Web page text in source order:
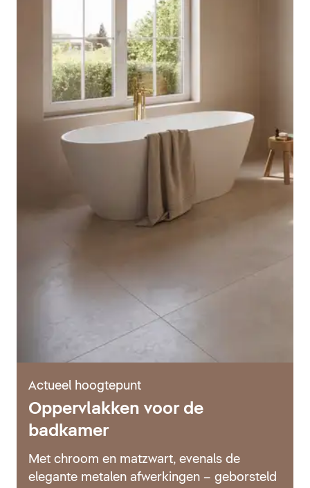
Actueel hoogtepunt
Oppervlakken voor de
badkamer
Met chroom en matzwart, evenals de
elegante metalen afwerkingen – geborsteld